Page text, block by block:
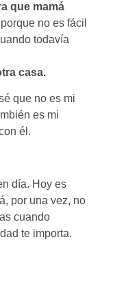
que mamá
no es fácil
todavía
casa.
que no es mi
es mi
él.
día. Hoy es
por una vez, no
cuando
te importa.